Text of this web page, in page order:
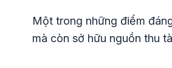
Một trong những điểm
mà còn sở hữu nguồn thu